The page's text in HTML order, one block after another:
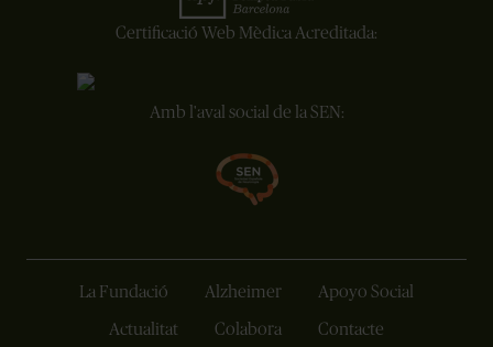
Certificació Web Mèdica Acreditada:
Amb l'aval social de la SEN:
La Fundació Alzheimer Apoyo Social
Actualitat Colabora Contacte